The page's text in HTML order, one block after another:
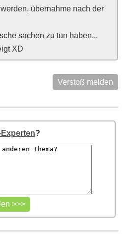
übernahme nach der
sachen zu tun haben...
XD
Verstoß melden
?